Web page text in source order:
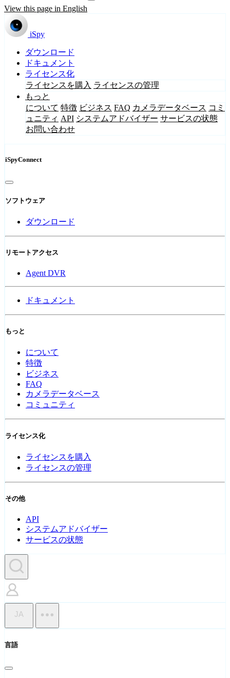
View this page in English
iSpy
ダウンロード
ドキュメント
ライセンス化
ライセンスを購入 ライセンスの管理
もっと
について 特徴 ビジネス FAQ カメラデータベース コミ
ュニティ API システムアドバイザー サービスの状態
お問い合わせ
iSpyConnect
ソフトウェア
ダウンロード
リモートアクセス
Agent DVR
ドキュメント
もっと
について
特徴
ビジネス
FAQ
カメラデータベース
コミュニティ
ライセンス化
ライセンスを購入
ライセンスの管理
その他
API
システムアドバイザー
サービスの状態
JA
言語